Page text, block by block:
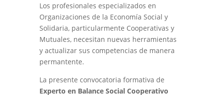
Los profesionales especializados en
Organizaciones de la Economía Social y
Solidaria, particularmente Cooperativas y
Mutuales, necesitan nuevas herramientas
y actualizar sus competencias de manera
permantente.
La presente convocatoria formativa de
Experto en Balance Social Cooperativo